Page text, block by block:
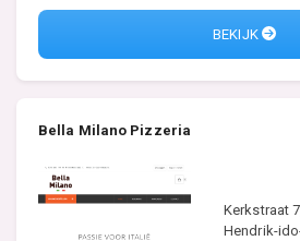
BEKIJK
Bella Milano Pizzeria
Kerkstraat
Hendrik-